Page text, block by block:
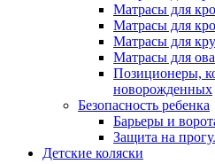
Матрасы для
Матрасы для
Матрасы для
Матрасы для
Позиционеры,
новорожденных
Безопасность ребенка
Барьеры и
Защита на
Детские коляски